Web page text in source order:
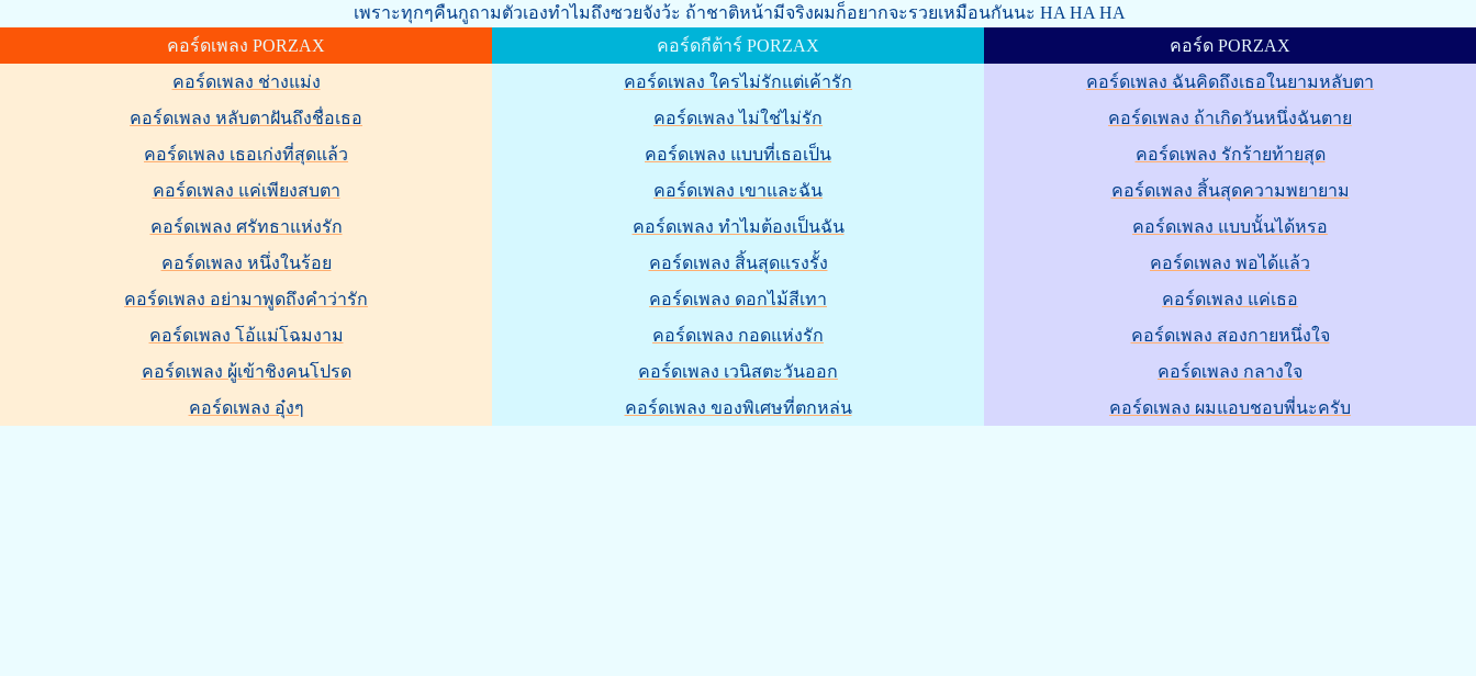
เพราะทุกๆคืนกูถามตัวเองทำไมถึงซวยจังว้ะ ถ้าชาติหน้ามีจริงผมก็อยากจะรวยเหมือนกันนะ HA HA HA
คอร์ดเพลง PORZAX
คอร์ดเพลง ช่างแม่ง
คอร์ดเพลง หลับตาฝันถึงชื่อเธอ
คอร์ดเพลง เธอเก่งที่สุดแล้ว
คอร์ดเพลง แค่เพียงสบตา
คอร์ดเพลง ศรัทธาแห่งรัก
คอร์ดเพลง หนึ่งในร้อย
คอร์ดเพลง อย่ามาพูดถึงคำว่ารัก
คอร์ดเพลง โอ้แม่โฉมงาม
คอร์ดเพลง ผู้เข้าชิงคนโปรด
คอร์ดเพลง อุ๋งๆ
คอร์ดกีต้าร์ PORZAX
คอร์ดเพลง ใครไม่รักแต่เค้ารัก
คอร์ดเพลง ไม่ใช่ไม่รัก
คอร์ดเพลง แบบที่เธอเป็น
คอร์ดเพลง เขาและฉัน
คอร์ดเพลง ทำไมต้องเป็นฉัน
คอร์ดเพลง สิ้นสุดแรงรั้ง
คอร์ดเพลง ดอกไม้สีเทา
คอร์ดเพลง กอดแห่งรัก
คอร์ดเพลง เวนิสตะวันออก
คอร์ดเพลง ของพิเศษที่ตกหล่น
คอร์ด PORZAX
คอร์ดเพลง ฉันคิดถึงเธอในยามหลับตา
คอร์ดเพลง ถ้าเกิดวันหนึ่งฉันตาย
คอร์ดเพลง รักร้ายท้ายสุด
คอร์ดเพลง สิ้นสุดความพยายาม
คอร์ดเพลง แบบนั้นได้หรอ
คอร์ดเพลง พอได้แล้ว
คอร์ดเพลง แค่เธอ
คอร์ดเพลง สองกายหนึ่งใจ
คอร์ดเพลง กลางใจ
คอร์ดเพลง ผมแอบชอบพี่นะครับ